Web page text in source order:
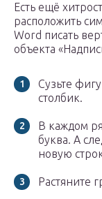
Есть ещё
расположить
Word писать
объекта
Сузьте
столбик.
В каждом
буква. А
новую
Растяните